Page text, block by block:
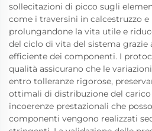
sollecitazioni di picco sugli
come i traversini in calcestruzzo
prolungandone la vita utile e
del ciclo di vita del sistema grazie
efficiente dei componenti. I
qualità assicurano che le
entro tolleranze rigorose,
ottimali di distribuzione del
incoerenze prestazionali che
componenti vengono realizzati